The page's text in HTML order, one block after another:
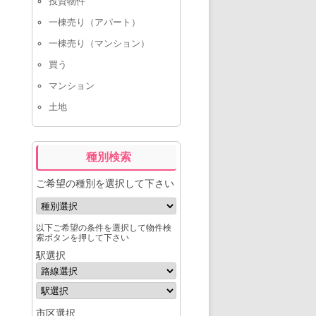
一棟売り（アパート）
一棟売り（マンション）
買う
マンション
土地
種別検索
ご希望の種別を選択して下さい
以下ご希望の条件を選択して物件検
索ボタンを押して下さい
駅選択
市区選択